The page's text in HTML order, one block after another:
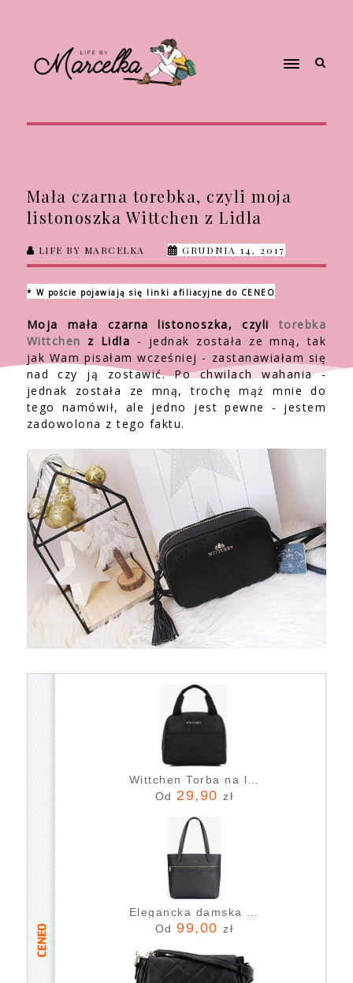
Mała czarna torebka, czyli moja
listonoszka Wittchen z Lidla
LIFE BY MARCELKA GRUDNIA 14, 2017
* W poście pojawiają się linki afiliacyjne do CENEO
Moja mała czarna listonoszka, czylitorebka
Wittchen z Lidla - jednak została ze mną, tak
jak Wam pisałam wcześniej - zastanawiałam się
nad czy ją zostawić. Po chwilach wahania -
jednak została ze mną, trochę mąż mnie do
tego namówił, ale jedno jest pewne - jestem
zadowolona z tego faktu.
Od 29,90zł
Od99,00zł